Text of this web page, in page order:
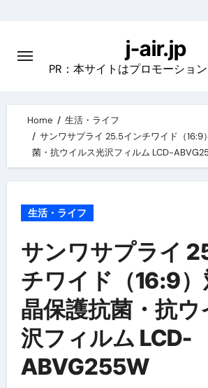
content
j-air.jp
PR：本サイトはプロモーショ
Home
生活・ライフ
サンワサプライ 25.5インチワイド（16:9
菌・抗ウイルス光沢フィルム LCD-
生活・ライフ
サンワサプライ
チワイド（16:9
晶保護抗菌・抗
沢フィルム LCD-
ABVG255W